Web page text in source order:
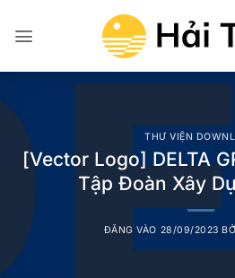
qua
dung
THƯ VIỆN
[Vector Logo] DELTA
Tập Đoàn Xây
ĐĂNG VÀO 28/09/2023